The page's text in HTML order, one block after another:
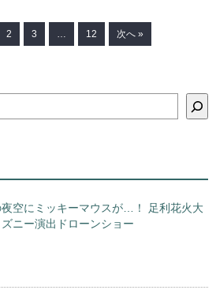
2 3 … 12 次へ »
空にミッキーマウスが…！ 足利花火大
ニー演出ドローンショー